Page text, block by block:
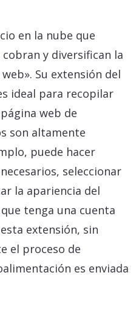
en la nube que
y diversifican la
Su extensión del
ideal para recopilar
web de
son altamente
puede hacer
seleccionar
la apariencia del
tenga una cuenta
extensión, sin
el proceso de
es enviada